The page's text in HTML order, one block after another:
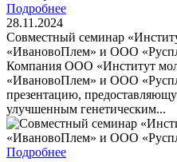
Подробнее
28.11.2024
Совместный семинар
«ИвановоПлем» и ООО
Компания ООО «Институт
«ИвановоПлем» и ООО
презентацию,
улучшенным генетическим...
Подробнее